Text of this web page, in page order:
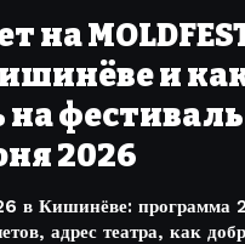
на
и
фестиваль
2026
в Кишинёве: программа
адрес театра, как